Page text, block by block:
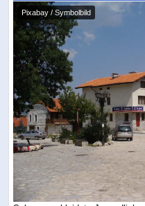
Pixabay / Symbolbild